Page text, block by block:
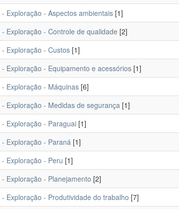
Exploração - Aspectos ambientais [1]
Exploração - Controle de qualidade [2]
Exploração - Custos [1]
- Exploração - Equipamento e acessórios [1]
- Exploração - Máquinas [6]
- Exploração - Medidas de segurança [1]
- Exploração - Paraguai [1]
- Exploração - Paraná [1]
Exploração - Peru [1]
Exploração - Planejamento [2]
Exploração - Produtividade do trabalho [7]